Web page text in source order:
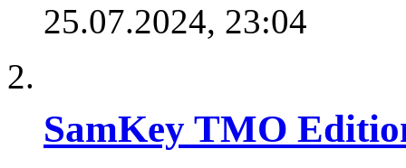
25.07.2024, 23:04
SamKey TMO